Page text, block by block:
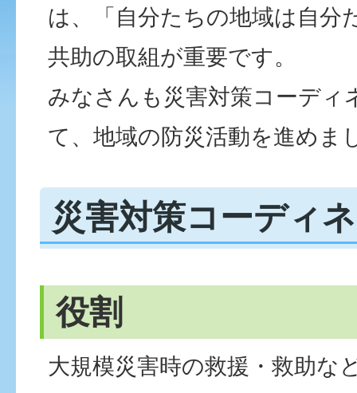
は、「自分たちの地域は自分
共助の取組が重要です。
みなさんも災害対策コーディ
て、地域の防災活動を進めま
災害対策コーディ
役割
大規模災害時の救援・救助な